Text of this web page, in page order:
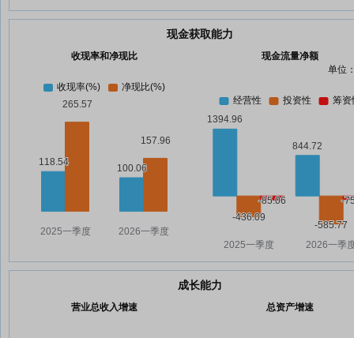
现金获取能力
收现率和净现比
现金流量净额
单位
成长能力
营业总收入增速 总资产增速